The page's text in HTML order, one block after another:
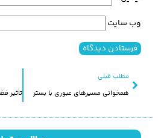
مطلب قبلی
همخوانی مسیرهای عبوری با بستر
وب‌ سایت